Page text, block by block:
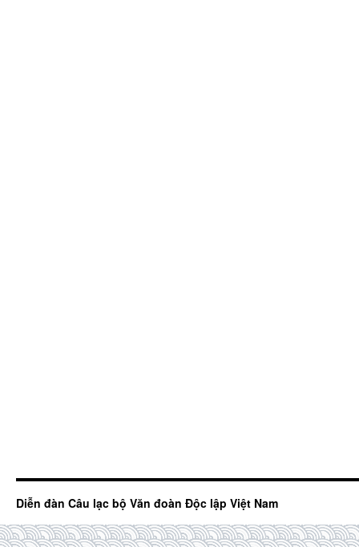
Diễn đàn Câu lạc bộ Văn đoàn Độc lập Việt Nam